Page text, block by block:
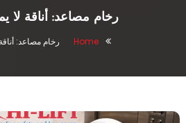
رخام مصاعد: أناقة لا
Home رخام مصاعد: